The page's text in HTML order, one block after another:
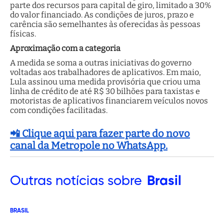
parte dos recursos para capital de giro, limitado a 30%
do valor financiado. As condições de juros, prazo e
carência são semelhantes às oferecidas às pessoas
físicas.
Aproximação com a categoria
A medida se soma a outras iniciativas do governo
voltadas aos trabalhadores de aplicativos. Em maio,
Lula assinou uma medida provisória que criou uma
linha de crédito de até R$ 30 bilhões para taxistas e
motoristas de aplicativos financiarem veículos novos
com condições facilitadas.
📲 Clique aqui para fazer parte do novo
canal da Metropole no WhatsApp.
Outras notícias sobre Brasil
BRASIL